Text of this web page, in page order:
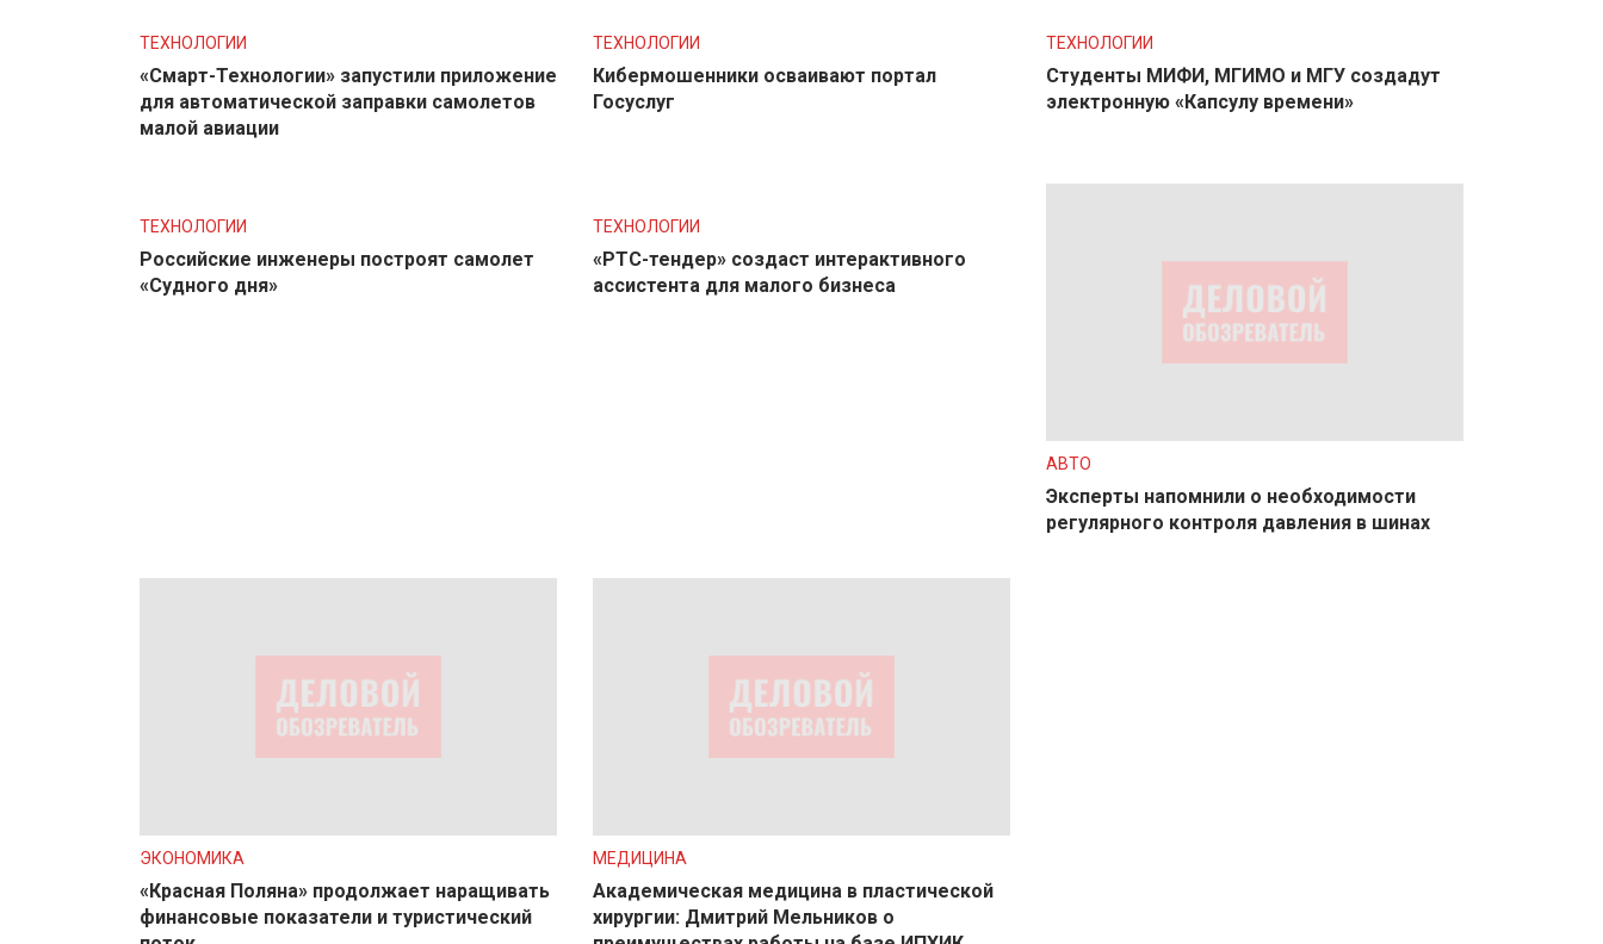
ТЕХНОЛОГИИ
«Смарт-Технологии» запустили приложение
для автоматической заправки самолетов
малой авиации
ТЕХНОЛОГИИ
Кибермошенники осваивают портал
Госуслуг
ТЕХНОЛОГИИ
Студенты МИФИ, МГИМО и МГУ создадут
электронную «Капсулу времени»
ТЕХНОЛОГИИ
Российские инженеры построят самолет
«Судного дня»
ТЕХНОЛОГИИ
«РТС-тендер» создаст интерактивного
ассистента для малого бизнеса
АВТО
Эксперты напомнили о необходимости
регулярного контроля давления в шинах
ЭКОНОМИКА
«Красная Поляна» продолжает наращивать
финансовые показатели и туристический
МЕДИЦИНА
Академическая медицина в пластической
хирургии: Дмитрий Мельников о